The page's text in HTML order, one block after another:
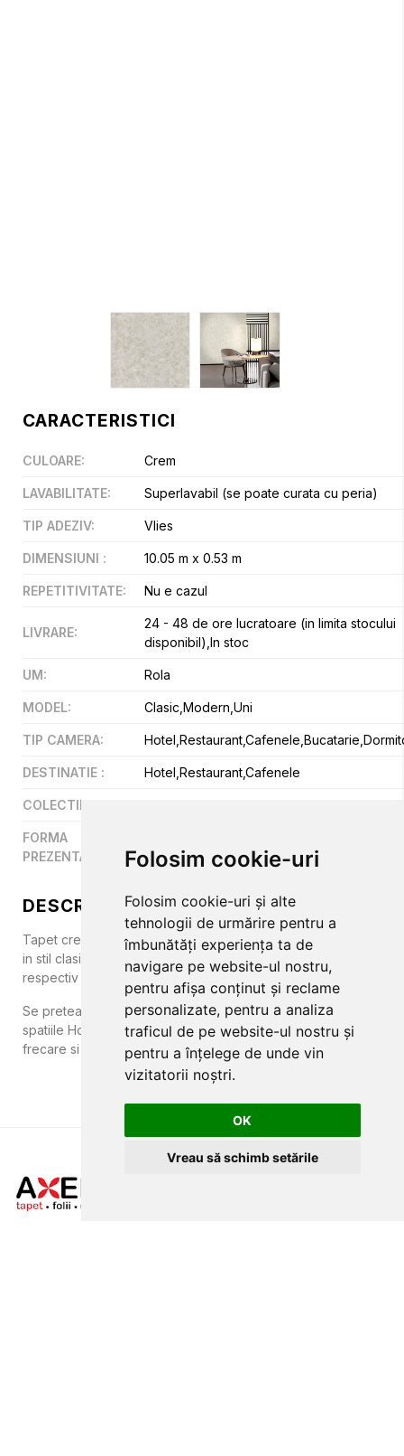
Folosim cookie-uri
Folosim cookie-uri și alte
tehnologii de urmărire pentru a
îmbunătăți experiența ta de
navigare pe website-ul nostru,
pentru afișa conținut și reclame
personalizate, pentru a analiza
traficul de pe website-ul nostru și
pentru a înțelege de unde vin
vizitatorii noștri.
OK
Vreau să schimb setările
DESCRIERE
Tapet crem, in degrade, recomandat incaperilor amenajate
in stil clasic sau modern. Modelul are repetitivitate de 50 cm,
respectiv de 0 cm, in functie de cum doriti sa il potriviti.
Se preteaza atat in livinguri, dormitoare sau holuri, cat si in
spatiile Horeca, pentru ca este superlavabil si rezistent la
frecare si zgarieturi.
CARACTERISTICI
CULOARE: Crem
LAVABILITATE: Superlavabil (se poate curata cu peria)
TIP ADEZIV: Vlies
DIMENSIUNI : 10.05 m x 0.53 m
REPETITIVITATE: Nu e cazul
LIVRARE:
24 - 48 de ore lucratoare (in limita stocului
disponibil),In stoc
UM: Rola
MODEL: Clasic,Modern,Uni
TIP CAMERA:
DESTINATIE : Hotel,Restaurant,Cafenele
COLECTII
FORMA
PREZENTARE